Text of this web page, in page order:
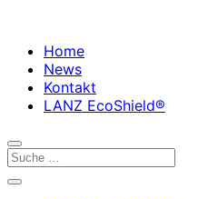
Home
News
Kontakt
LANZ EcoShield®